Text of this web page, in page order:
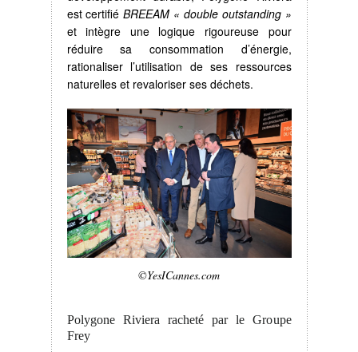
est certifiéBREEAM « double outstanding »
et intègre une logique rigoureuse pour
réduire sa consommation d’énergie,
rationaliser l’utilisation de ses ressources
naturelles et revaloriser ses déchets.
©YesICannes.com
Polygone Riviera racheté par le Groupe
Frey